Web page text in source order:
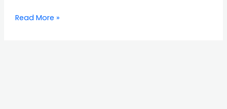
Park)
Read More »